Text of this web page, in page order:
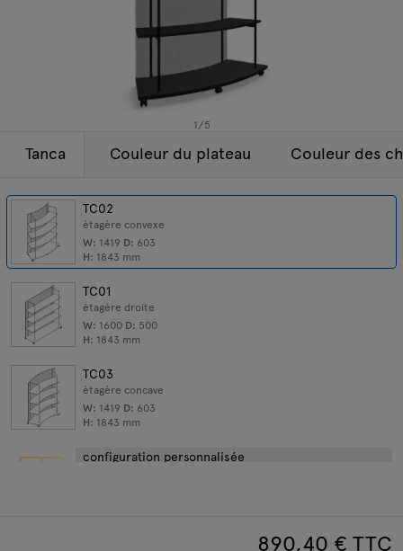
Tous les meubles
1/5
Tanca
TC02
ètagère convexe
W: 1419 D: 603
H: 1843 mm
TC01
ètagère droite
W: 1600 D: 500
H: 1843 mm
TC03
ètagère concave
W: 1419 D: 603
H: 1843 mm
configuration personnalisée
Couleur du plateau Couleur des
890,40 € TTC